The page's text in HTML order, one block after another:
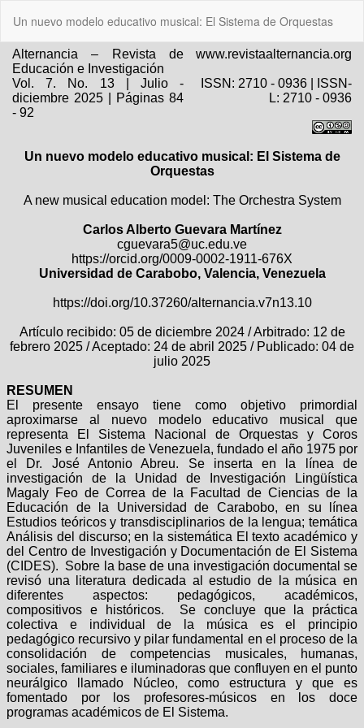
los
detalles
del
artículo
Un nuevo modelo educativo musical: El Sistema de Orquestas